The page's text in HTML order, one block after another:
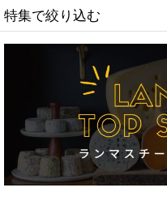
並び順:
特集で絞り込む
フィンランド大SALE!!!!
モンドール
12月31日まで